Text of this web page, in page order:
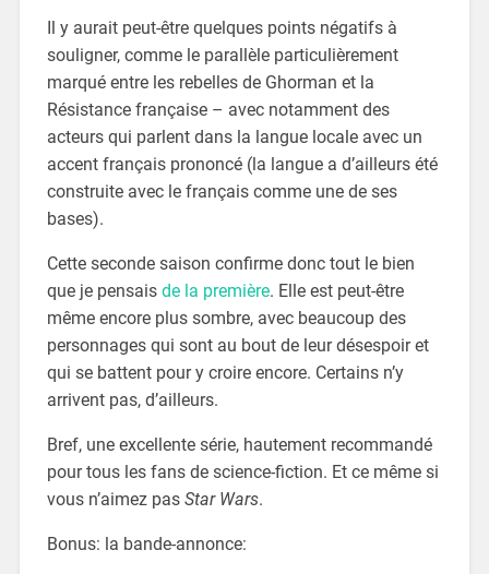
Il y aurait peut-être quelques points négatifs à
souligner, comme le parallèle particulièrement
marqué entre les rebelles de Ghorman et la
Résistance française – avec notamment des
acteurs qui parlent dans la langue locale avec un
accent français prononcé (la langue a d’ailleurs été
construite avec le français comme une de ses
bases).
Cette seconde saison confirme donc tout le bien
que je pensais de la première. Elle est peut-être
même encore plus sombre, avec beaucoup des
personnages qui sont au bout de leur désespoir et
qui se battent pour y croire encore. Certains n’y
arrivent pas, d’ailleurs.
Bref, une excellente série, hautement recommandé
pour tous les fans de science-fiction. Et ce même si
vous n’aimez pas Star Wars.
Bonus: la bande-annonce: